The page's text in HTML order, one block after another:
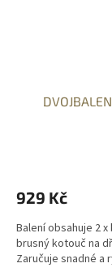
929 Kč
Balení obsahuje 2
brusný kotouč na
Zaručuje snadné a